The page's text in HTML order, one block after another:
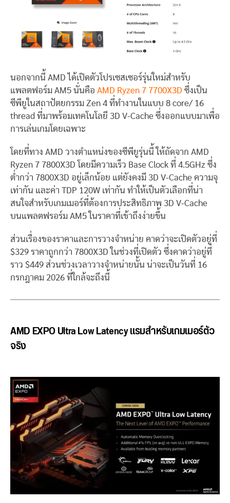
นอกจากนี้ AMD ได้เปิดตัวโปรเซสเซอร์รุ่นใหม่สำหรับ
แพลตฟอร์ม AM5 นั่นคือ AMD Ryzen 7 7700X3D ซึ่งเป็น
ซีพียูในสถาปัตยกรรม Zen 4 ที่ทำงานในแบบ 8 core/ 16
thread ที่มาพร้อมเทคโนโลยี 3D V-Cache ซึ่งออกแบบมาเพื่อ
การเล่นเกมโดยเฉพาะ
โดยที่ทาง AMD วางตำแหน่งของซีพียูรุ่นนี้ ให้ถัดจาก AMD
Ryzen 7 7800X3D โดยมีความเร็ว Base Clock ที่ 4.5GHz ซึ่ง
ต่ำกว่า 7800X3D อยู่เล็กน้อย แต่ยังคงมี 3D V-Cache ความจุ
เท่ากัน และค่า TDP 120W เท่ากัน ทำให้เป็นตัวเลือกที่น่า
สนใจสำหรับเกมเมอร์ที่ต้องการประสิทธิภาพ 3D V-Cache
บนแพลตฟรอร์ม AM5 ในราคาที่เข้าถึงง่ายขึ้น
ส่วนเรื่องของราคาและการวางจำหน่าย คาดว่าจะเปิดตัวอยู่ที่
$329 ราคาถูกกว่า 7800X3D ในช่วงที่เปิดตัว ซึ่งคาดว่าอยู่ที่
ราว $449 ส่วนช่วงเวลาวางจำหน่ายนั้น น่าจะเป็นวันที่ 16
กรกฎาคม 2026 ที่ใกล้จะถึงนี้
AMD EXPO Ultra Low Latency แรมสำหรับเกมเมอร์ตัว
จริง